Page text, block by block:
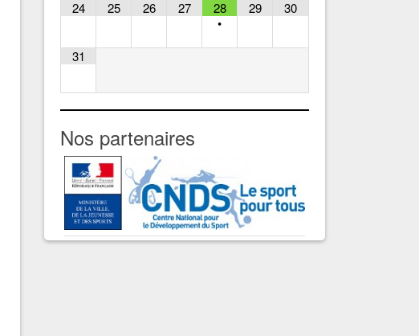
24 25 26 27 28
•
29 30
31
Nos partenaires